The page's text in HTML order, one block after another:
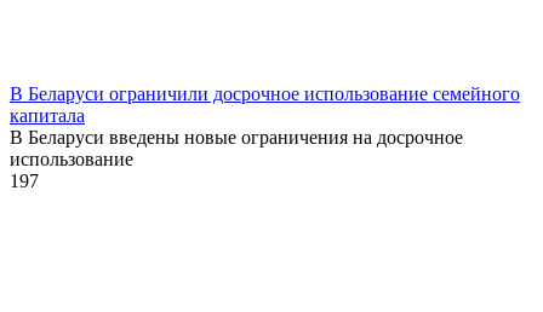
В Беларуси ограничили досрочное использование семейного
капитала
В Беларуси введены новые ограничения на досрочное
использование
197